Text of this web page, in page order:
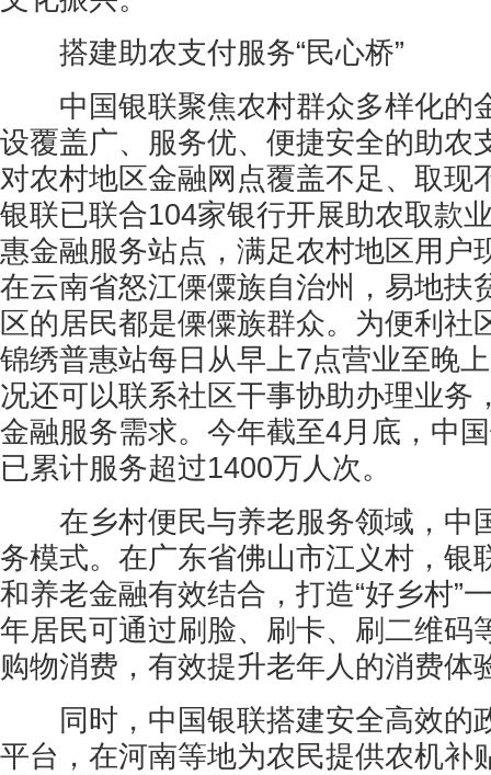
搭建助农支付服务“民心桥”
中国银联聚焦农村群众多样化的
设覆盖广、服务优、便捷安全的助农
对农村地区金融网点覆盖不足、取现
银联已联合104家银行开展助农取款
惠金融服务站点，满足农村地区用户
在云南省怒江傈僳族自治州，易地扶
区的居民都是傈僳族群众。为便利社
锦绣普惠站每日从早上7点营业至晚
况还可以联系社区干事协助办理业务
金融服务需求。今年截至4月底，中
已累计服务超过1400万人次。
在乡村便民与养老服务领域，中
务模式。在广东省佛山市江义村，银
和养老金融有效结合，打造“好乡村”
年居民可通过刷脸、刷卡、刷二维码
购物消费，有效提升老年人的消费体
同时，中国银联搭建安全高效的
平台，在河南等地为农民提供农机补